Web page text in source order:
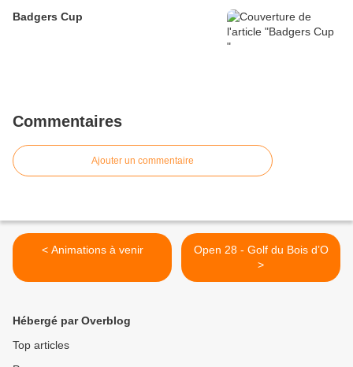
Badgers Cup
Commentaires
Ajouter un commentaire
< Animations à venir
Open 28 - Golf du Bois d’O
>
Hébergé par Overblog
Top articles